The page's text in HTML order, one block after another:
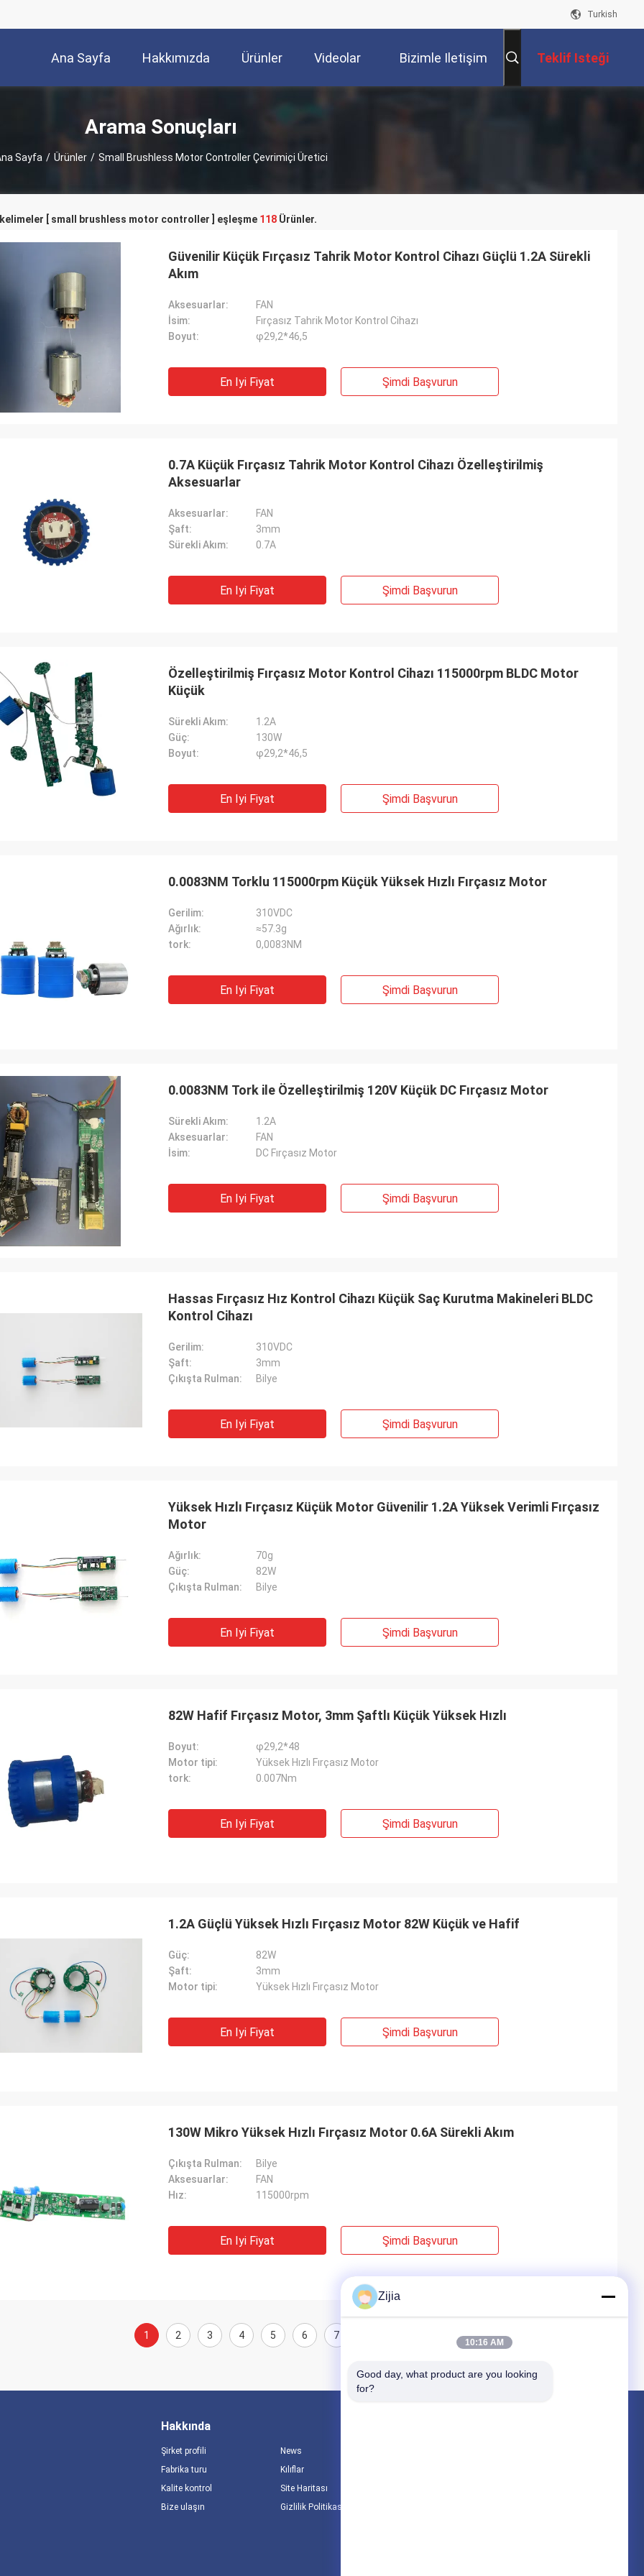
Turkish
Ana Sayfa Hakkımızda Ürünler Videolar Bizimle Iletişim Teklif Isteği
Arama Sonuçları
Sayfa / Ürünler / Small Brushless Motor Controller Çevrimiçi Üretici
[ small brushless motor controller ] eşleşme 118 Ürünler.
Güvenilir Küçük Fırçasız Tahrik Motor Kontrol Cihazı Güçlü 1.2A Sürekli
Akım
Aksesuarlar:
FAN
İsim:
Fırçasız Tahrik Motor Kontrol Cihazı
Boyut:
φ29,2*46,5
En Iyi Fiyat Şimdi Başvurun
0.7A Küçük Fırçasız Tahrik Motor Kontrol Cihazı Özelleştirilmiş
Aksesuarlar
Aksesuarlar:
FAN
Şaft:
3mm
Sürekli Akım:
0.7A
En Iyi Fiyat Şimdi Başvurun
Özelleştirilmiş Fırçasız Motor Kontrol Cihazı 115000rpm BLDC Motor
Küçük
Sürekli Akım:
1.2A
Güç:
130W
Boyut:
φ29,2*46,5
En Iyi Fiyat Şimdi Başvurun
0.0083NM Torklu 115000rpm Küçük Yüksek Hızlı Fırçasız Motor
Gerilim:
310VDC
Ağırlık:
≈57.3g
tork:
0,0083NM
En Iyi Fiyat Şimdi Başvurun
0.0083NM Tork ile Özelleştirilmiş 120V Küçük DC Fırçasız Motor
Sürekli Akım:
1.2A
Aksesuarlar:
FAN
İsim:
DC Fırçasız Motor
En Iyi Fiyat Şimdi Başvurun
Hassas Fırçasız Hız Kontrol Cihazı Küçük Saç Kurutma Makineleri BLDC
Kontrol Cihazı
Gerilim:
310VDC
Şaft:
3mm
Çıkışta Rulman:
Bilye
En Iyi Fiyat Şimdi Başvurun
Yüksek Hızlı Fırçasız Küçük Motor Güvenilir 1.2A Yüksek Verimli Fırçasız
Motor
Ağırlık:
70g
Güç:
82W
Çıkışta Rulman:
Bilye
En Iyi Fiyat Şimdi Başvurun
82W Hafif Fırçasız Motor, 3mm Şaftlı Küçük Yüksek Hızlı
Boyut:
φ29,2*48
Motor tipi:
Yüksek Hızlı Fırçasız Motor
tork:
0.007Nm
En Iyi Fiyat Şimdi Başvurun
1.2A Güçlü Yüksek Hızlı Fırçasız Motor 82W Küçük ve Hafif
Güç:
82W
Şaft:
3mm
Motor tipi:
Yüksek Hızlı Fırçasız Motor
En Iyi Fiyat Şimdi Başvurun
130W Mikro Yüksek Hızlı Fırçasız Motor 0.6A Sürekli Akım
Çıkışta Rulman:
Bilye
Aksesuarlar:
FAN
Hız:
115000rpm
En Iyi Fiyat Şimdi Başvurun
1 2 3 4 5 6 7
Hakkında
Şirket profili
Fabrika turu
Kalite kontrol
Bize ulaşın
News
Kılıflar
Site Haritası
Gizlilik Politikası
Zijia
10:16 AM
Good day, what product are you looking
for?